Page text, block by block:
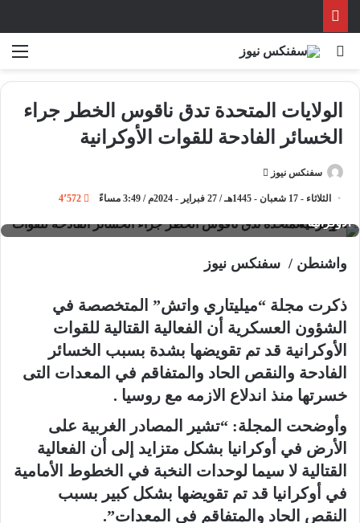
بحث عن
الولايات المتحدة تدق ناقوس الخطر جراء
الخسائر الفادحة للقوات الأوكرانية
سفنكس نيوز
ل
ر
د
ا
ت
ر
و
ا
الثلاثاء - 17 شعبان - 1445هـ / 27 فبراير - 2024م / 3:49 مساءً 4٬572
الولايات المتحدة تدق ناقوس الخطر جراء الخسائر الفادحة للقوات
الأوكرانية
واشنطن / سفنكس نيوز
ذكرت مجلة “ميليتاري واتش” المتخصصة في
الشؤون العسكرية أن الفعالية القتالية للقوات
الأوكرانية قد تم تقويضها بشدة بسبب الخسائر
الفادحة والنقص الحاد والمتفاقم في المعدات التى
خسرتها منذ اندلاع الازمه مع روسيا .
وأوضحت المجلة: “تشير المصادر الغربية على
الأرض في أوكرانيا بشكل متزايد إلى أن الفعالية
القتالية لا سيما لوحدات النخبة في الخطوط الأمامية
في أوكرانيا قد تم تقويضها بشكل كبير بسبب
النقص الحاد والمتفاقم في المعدات”.